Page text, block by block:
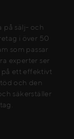
på sälj- och
i över 50
som passar
experter ser
ett effektivt
och den
säkerställer